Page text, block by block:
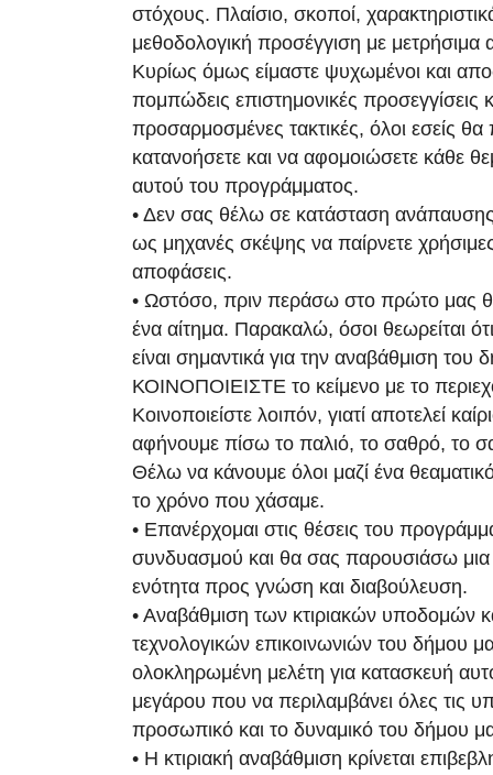
στόχους. Πλαίσιο, σκοποί,
μεθοδολογική προσέγγιση με μετρήσιμα
Κυρίως όμως είμαστε ψυχωμένοι και
πομπώδεις επιστημονικές προσεγγίσεις
προσαρμοσμένες τακτικές, όλοι εσείς θα
κατανοήσετε και να αφομοιώσετε κάθε
αυτού του προγράμματος.
• Δεν σας θέλω σε κατάσταση
ως μηχανές σκέψης να παίρνετε
αποφάσεις.
• Ωστόσο, πριν περάσω στο πρώτο μας
ένα αίτημα. Παρακαλώ, όσοι θεωρείται
είναι σημαντικά για την αναβάθμιση του
ΚΟΙΝΟΠΟΙΕΙΣΤΕ το κείμενο με το
Κοινοποιείστε λοιπόν, γιατί αποτελεί
αφήνουμε πίσω το παλιό, το σαθρό, το
Θέλω να κάνουμε όλοι μαζί ένα
το χρόνο που χάσαμε.
• Επανέρχομαι στις θέσεις του
συνδυασμού και θα σας παρουσιάσω μια
ενότητα προς γνώση και διαβούλευση.
• Αναβάθμιση των κτιριακών υποδομών
τεχνολογικών επικοινωνιών του δήμου
ολοκληρωμένη μελέτη για κατασκευή
μεγάρου που να περιλαμβάνει όλες τις
προσωπικό και το δυναμικό του δήμου
• Η κτιριακή αναβάθμιση κρίνεται